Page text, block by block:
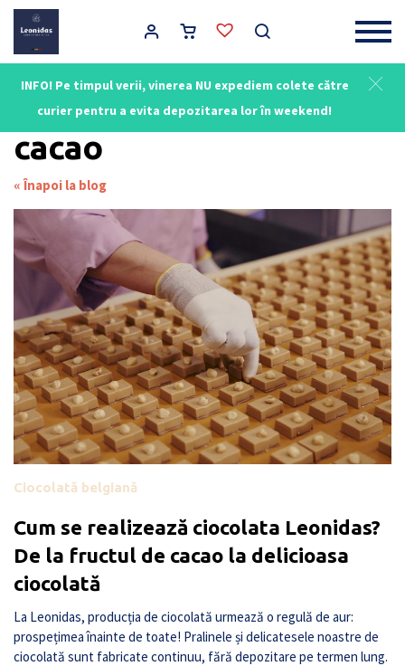
INFO! Pe timpul verii, vinerea NU expediem colete către
curier pentru a evita depozitarea lor în weekend!
Main Navigation
cacao
« Înapoi la blog
Ciocolată belgiană
Cum se realizează ciocolata Leonidas?
De la fructul de cacao la delicioasa
ciocolată
La Leonidas, producția de ciocolată urmează o regulă de aur:
prospețimea înainte de toate! Pralinele și delicatesele noastre de
ciocolată sunt fabricate continuu, fără depozitare pe termen lung.